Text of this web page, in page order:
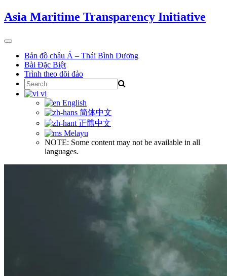
Skip
to
Asia Maritime Transparency Initiative
Toggle
navigationBản đồ châu Á – Thái Bình Dương
Bài Đặc Biệt
Trình theo dõi đảo
Search
for:
vi
English
简体中文
正體中文
Melayu
NOTE: Some content may not be available in all
languages.